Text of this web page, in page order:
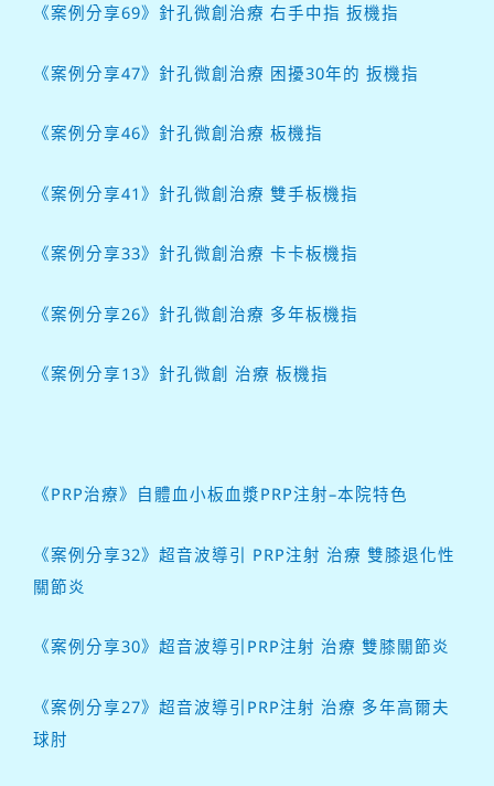
《案例分享69》針孔微創治療 右手中指 扳機指
《案例分享47》針孔微創治療 困擾30年的 扳機指
《案例分享46》針孔微創治療 板機指
《案例分享41》針孔微創治療 雙手板機指
《案例分享33》針孔微創治療 卡卡板機指
《案例分享26》針孔微創治療 多年板機指
《案例分享13》針孔微創 治療 板機指
《PRP治療》自體血小板血漿PRP注射–本院特色
《案例分享32》超音波導引 PRP注射 治療 雙膝退化性
關節炎
《案例分享30》超音波導引PRP注射 治療 雙膝關節炎
《案例分享27》超音波導引PRP注射 治療 多年高爾夫
球肘